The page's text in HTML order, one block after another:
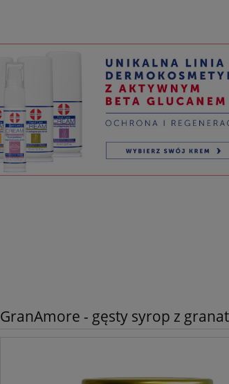
GranAmore - gęsty syrop z